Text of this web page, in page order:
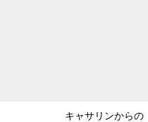
キャサリンからの